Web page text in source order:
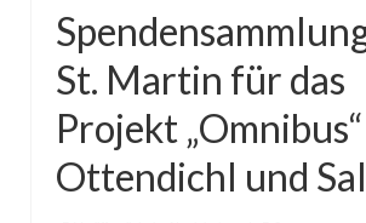
St. Martin für das
Projekt
Ottendichl und